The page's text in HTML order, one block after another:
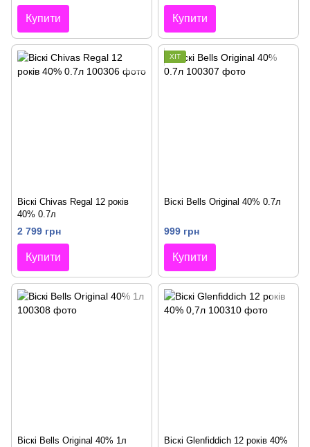
Купити Купити
Віскі Chivas Regal 12 років
40% 0.7л
2 799 грн
Купити
ХІТ
Віскі Bells Original 40% 0.7л
999 грн
Купити
Віскі Bells Original 40% 1л
Віскі Glenfiddich 12 років 40%